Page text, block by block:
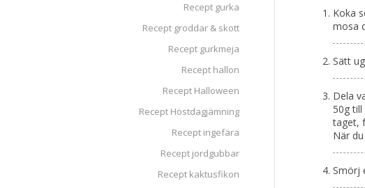
Koka
mosa
Sätt
Dela
50g
taget,
När
Smörj
Recept gurka
Recept groddar & skott
Recept gurkmeja
Recept hallon
Recept Halloween
Recept Höstdagjämning
Recept ingefära
Recept jordgubbar
Recept kaktusfikon